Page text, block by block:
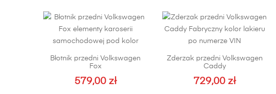
Błotnik przedni Volkswagen
Fox
579,00 zł
Zderzak przedni Volkswagen
Caddy
729,00 zł